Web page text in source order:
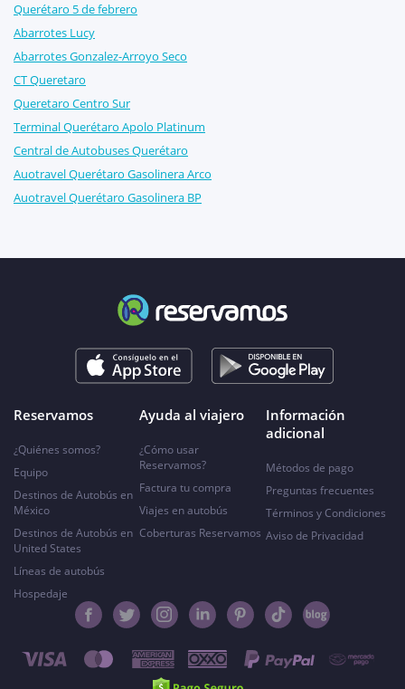
Querétaro 5 de febrero
Abarrotes Lucy
Abarrotes Gonzalez-Arroyo Seco
CT Queretaro
Queretaro Centro Sur
Terminal Querétaro Apolo Platinum
Central de Autobuses Querétaro
Auotravel Querétaro Gasolinera Arco
Auotravel Querétaro Gasolinera BP
Reservamos
¿Quiénes somos?
Equipo
Destinos de Autobús en
México
Destinos de Autobús en
United States
Líneas de autobús
Hospedaje
Ayuda al viajero
¿Cómo usar
Reservamos?
Factura tu compra
Viajes en autobús
Coberturas Reservamos
Información
adicional
Métodos de pago
Preguntas frecuentes
Términos y Condiciones
Aviso de Privacidad